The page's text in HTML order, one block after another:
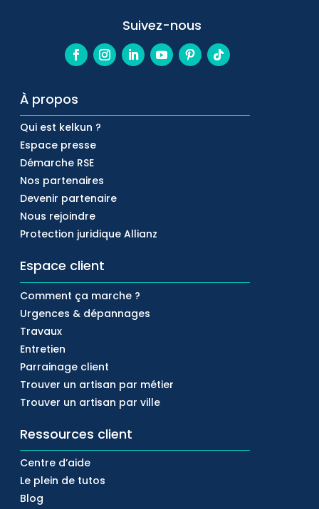
Suivez-nous
À propos
Qui est kelkun ?
Espace presse
Démarche RSE
Nos partenaires
Devenir partenaire
Nous rejoindre
Protection juridique Allianz
Espace client
Comment ça marche ?
Urgences & dépannages
Travaux
Entretien
Parrainage client
Trouver un artisan par métier
Trouver un artisan par ville
Ressources client
Centre d’aide
Le plein de tutos
Blog